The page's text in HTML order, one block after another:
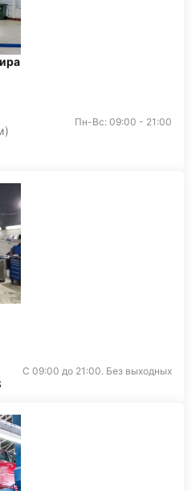
Пн-Вс: 09:00 - 21:00
С 09:00 до 21:00. Без выходных